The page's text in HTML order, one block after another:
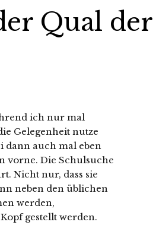
Qual der
ich nur mal
Gelegenheit nutze
dann auch mal eben
vorne. Die Schulsuche
Nicht nur, dass sie
neben den üblichen
werden,
gestellt werden.